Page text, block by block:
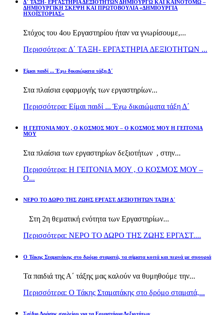
Δ΄ ΤΑΞΗ- ΕΡΓΑΣΤΗΡΙΑ ΔΕΞΙΟΤΗΤΩΝ ΔΗΜΙΟΥΡΓΩ ΚΑΙ ΚΑΙΝΟΤΟΜΩ –
ΔΗΜΙΟΥΡΓΙΚΗ ΣΚΕΨΗ ΚΑΙ ΠΡΩΤΟΒΟΥΛΙΑ «ΔΗΜΙΟΥΡΓΙΑ
ΗΧΟΪΣΤΟΡΙΑΣ»
Στόχος του 4ου Εργαστηρίου ήταν να γνωρίσουμε,...
Περισσότερα: Δ΄ ΤΑΞΗ- ΕΡΓΑΣΤΗΡΙΑ ΔΕΞΙΟΤΗΤΩΝ ...
Είμαι παιδί ... Έχω δικαιώματα τάξη Δ΄
Στα πλαίσια εφαρμογής των εργαστηρίων...
Περισσότερα: Είμαι παιδί ... Έχω δικαιώματα τάξη Δ΄
Η ΓΕΙΤΟΝΙΑ ΜΟΥ , Ο ΚΟΣΜΟΣ ΜΟΥ – Ο ΚΟΣΜΟΣ ΜΟΥ Η ΓΕΙΤΟΝΙΑ
ΜΟΥ
Στα πλαίσια των εργαστηρίων δεξιοτήτων , στην...
Περισσότερα: Η ΓΕΙΤΟΝΙΑ ΜΟΥ , Ο ΚΟΣΜΟΣ ΜΟΥ –
Ο...
ΝΕΡΟ ΤΟ ΔΩΡΟ ΤΗΣ ΖΩΗΣ ΕΡΓΑΣΤ. ΔΕΞΙΟΤΗΤΩΝ ΤΑΞΗ Δ΄
Στη 2η θεματική ενότητα των Εργαστηρίων...
Περισσότερα: ΝΕΡΟ ΤΟ ΔΩΡΟ ΤΗΣ ΖΩΗΣ ΕΡΓΑΣΤ....
Ο Τάκης Σταματάκης στο δρόμο σταματά, τα σήματα κοιτά και περνά με σιγουριά
Τα παιδιά της Α΄ τάξης μας καλούν να θυμηθούμε την...
Περισσότερα: Ο Τάκης Σταματάκης στο δρόμο σταματά,...
Σχέδιο Δράσης σχολείου για τα Εργαστήρια Δεξιοτήτων